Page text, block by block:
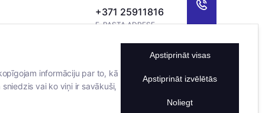
+371 25911816
E-PASTA ADRESE
info@bertasnams.lv
informāciju par to, kā
vai ko viņi ir savākuši,
Apstiprināt visas
Apstiprināt izvēlētās
Noliegt